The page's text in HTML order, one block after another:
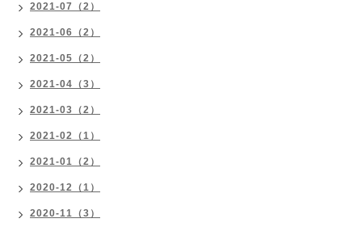
2021-07（2）
2021-06（2）
2021-05（2）
2021-04（3）
2021-03（2）
2021-02（1）
2021-01（2）
2020-12（1）
2020-11（3）